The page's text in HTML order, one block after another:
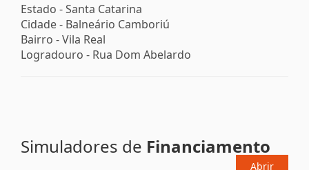
Estado -Santa Catarina
Cidade - Balneário Camboriú
Bairro -Vila Real
Logradouro - Rua Dom Abelardo
Simuladores de Financiamento
Abrir